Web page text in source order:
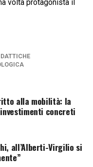
volta protagonista il
alla mobilità: la
concreti
all’Alberti-Virgilio si